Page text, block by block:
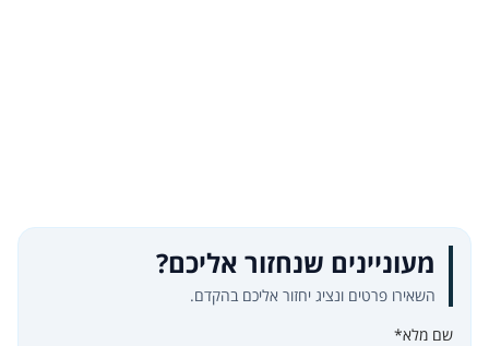
מעוניינים שנחזור אליכם?
השאירו פרטים ונציג יחזור אליכם בהקדם.
שם מלא*